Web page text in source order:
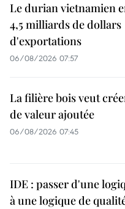
Le durian vietnamien
4,5 milliards de dollars
d'exportations
06/08/2026 07:57
La filière bois veut
de valeur ajoutée
06/08/2026 07:45
IDE : passer d'une
à une logique de